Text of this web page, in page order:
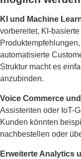
KI und Machine
vorbereitet, KI-
automatisierte
Struktur macht es
anzubinden.
Voice Commerce
Assistenten oder IoT-
Kunden könnten
nachbestellen oder
Erweiterte Analytics